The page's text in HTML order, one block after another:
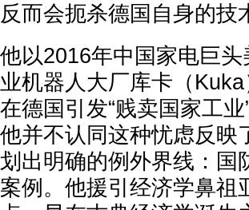
反而会扼杀德国自身的技
他以2016年中国家电巨
业机器人大厂库卡（
在德国引发“贱卖国家工
他并不认同这种忧虑反映
划出明确的例外界线：国
案例。他援引经济学鼻祖